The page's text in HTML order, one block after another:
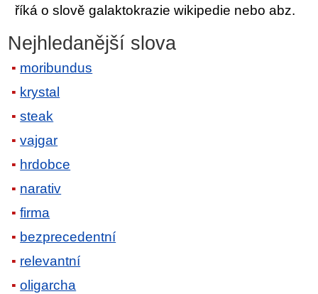
říká o slově galaktokrazie wikipedie nebo abz.
Nejhledanější slova
moribundus
krystal
steak
vajgar
hrdobce
narativ
firma
bezprecedentní
relevantní
oligarcha